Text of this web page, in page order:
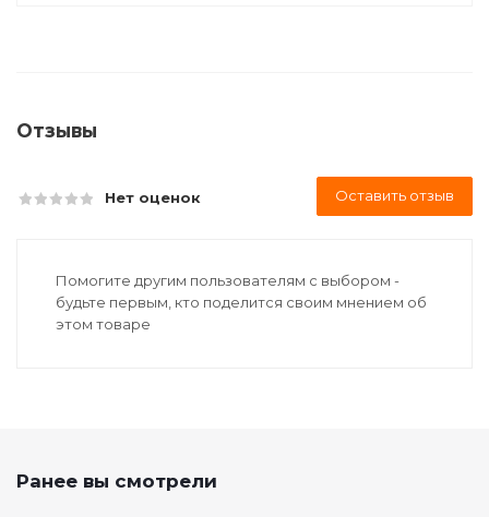
Отзывы
Нет оценок Оставить отзыв
Помогите другим пользователям с выбором -
будьте первым, кто поделится своим мнением об
этом товаре
Ранее вы смотрели